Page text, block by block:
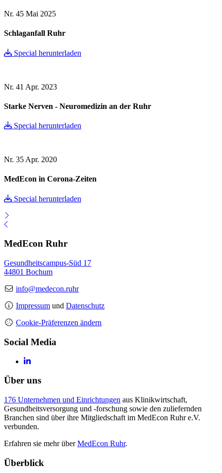
Nr. 45 Mai 2025
Schlaganfall Ruhr
Special herunterladen
Nr. 41 Apr. 2023
Starke Nerven - Neuromedizin an der Ruhr
Special herunterladen
Nr. 35 Apr. 2020
MedEcon in Corona-Zeiten
Special herunterladen
MedEcon Ruhr
Gesundheitscampus-Süd 17
44801 Bochum
info@medecon.ruhr
Impressum und Datenschutz
Cookie-Präferenzen ändern
Social Media
Über uns
176 Unternehmen und Einrichtungen aus Klinikwirtschaft,
Gesundheitsversorgung und -forschung sowie den zuliefernden
Branchen sind über ihre Mitgliedschaft im MedEcon Ruhr e.V.
verbunden.
Erfahren sie mehr überMedEcon Ruhr.
Überblick